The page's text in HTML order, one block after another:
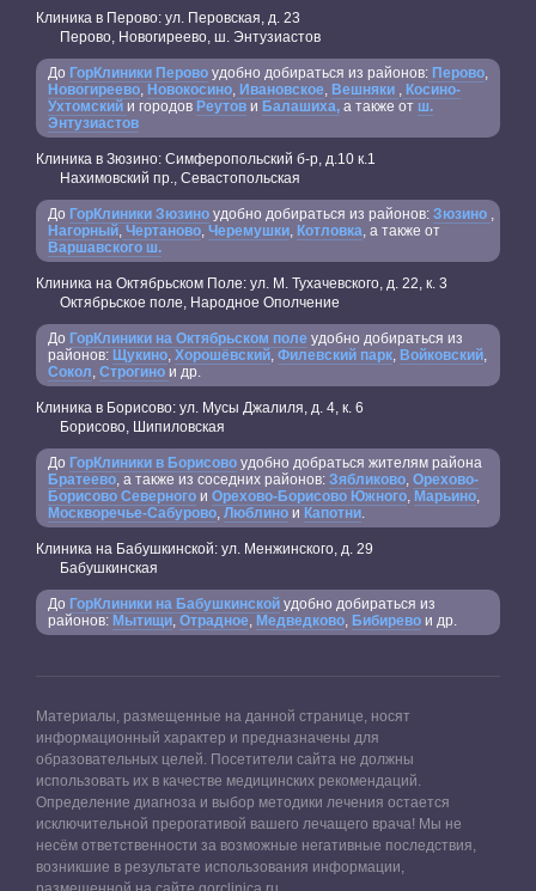
Клиника в Перово: ул. Перовская, д. 23
Перово, Новогиреево, ш. Энтузиастов
До ГорКлиники Перово удобно добираться из районов: Перово
Новогиреево Новокосино Ивановское Вешняки
Косино-
Ухтомский и городов Реутов и Балашиха, а также от ш.
Энтузиастов
Клиника в Зюзино: Симферопольский б-р, д.10 к.1
Нахимовский пр., Севастопольская
До ГорКлиники Зюзино удобно добираться из районов: Зюзино
Нагорный Чертаново Черемушки Котловка , а также от
Варшавского ш.
Клиника на Октябрьском Поле: ул. М. Тухачевского, д. 22, к. 3
Октябрьское поле, Народное Ополчение
До ГорКлиники на Октябрьском поле удобно добираться из
районов: Щукино Хорошёвский Филевский парк Войковский
Сокол Строгино и др.
Клиника в Борисово: ул. Мусы Джалиля, д. 4, к. 6
Борисово, Шипиловская
До ГорКлиники в Борисово удобно добраться жителям района
Братеево , а также из соседних районов: Зябликово Орехово-
Борисово Северного и Орехово-Борисово Южного Марьино
Москворечье-Сабурово Люблино и Капотни
Клиника на Бабушкинской: ул. Менжинского, д. 29
Бабушкинская
До ГорКлиники на Бабушкинской удобно добираться из
районов: Мытищи Отрадное Медведково Бибирево и др.
Материалы, размещенные на данной странице, носят
информационный характер и предназначены для
образовательных целей. Посетители сайта не должны
использовать их в качестве медицинских рекомендаций.
Определение диагноза и выбор методики лечения остается
исключительной прерогативой вашего лечащего врача! Мы не
несём ответственности за возможные негативные последствия,
возникшие в результате использования информации,